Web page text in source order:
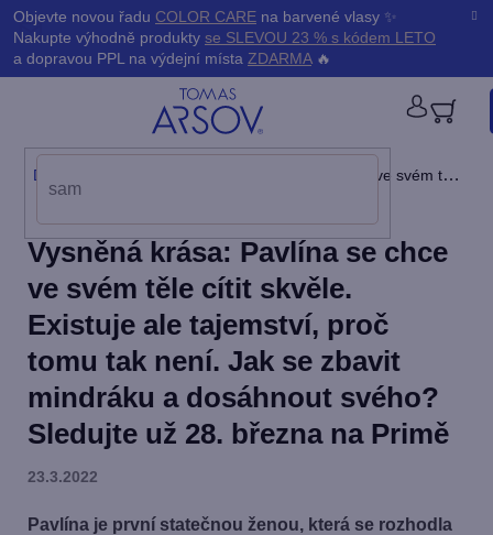
Přejít
na
obsah
Objevte novou řadu COLOR CARE na barvené vlasy ✨
Nakupte výhodně produkty se SLEVOU 23 % s kódem LETO
a dopravou PPL na výdejní místa ZDARMA🔥
Domů Vysněná krása: Pavlína se chce ve svém těle cítit skvěle. Existuje ale tajemství, proč tomu tak není. Jak se zbavit mindráku a dosáhnout svého? Sledujte už 28. března na Primě
Vysněná krása: Pavlína se chce
ve svém těle cítit skvěle.
Existuje ale tajemství, proč
tomu tak není. Jak se zbavit
mindráku a dosáhnout svého?
Sledujte už 28. března na Primě
23.3.2022
Pavlína je první statečnou ženou, která se rozhodla
K
o
Zpět
Zpět